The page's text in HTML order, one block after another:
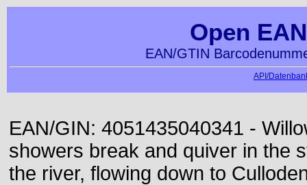
Open
EAN/GTIN
API/
EAN/GIN: 4051435040341 -
showers break and quiver in the
the river, flowing down to